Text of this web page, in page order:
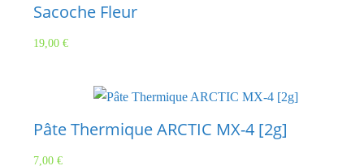
Sacoche Fleur
19,00 €
Pâte Thermique ARCTIC MX-4 [2g]
7,00 €